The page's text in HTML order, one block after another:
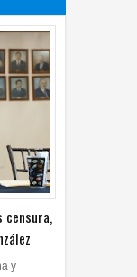
censura,
Hugo